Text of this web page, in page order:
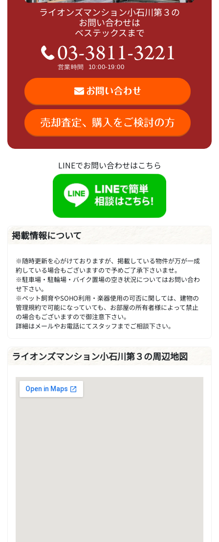
ライオンズマンション小石川第３の
お問い合わせは
ベステックスまで
LINEでお問い合わせはこちら
掲載情報について
※随時更新を心がけておりますが、掲載している物件が万が一成
約している場合もございますので予めご了承下さいませ。
※駐車場・駐輪場・バイク置場の空き状況についてはお問い合わ
せ下さい。
※ペット飼育やSOHO利用・楽器使用の可否に関しては、建物の
管理規約で可能になっていても、お部屋の所有者様によって禁止
の場合もございますので御注意下さい。
詳細はメールやお電話にてスタッフまでご相談下さい。
ライオンズマンション小石川第３の周辺地図